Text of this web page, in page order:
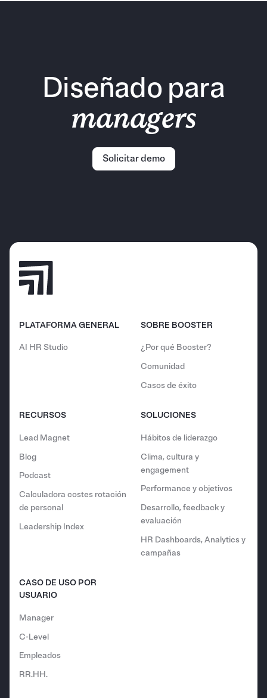
Diseñado para
managers
Solicitar demo
PLATAFORMA GENERAL
AI HR Studio
SOBRE BOOSTER
¿Por qué Booster?
Comunidad
Casos de éxito
RECURSOS
Lead Magnet
Blog
Podcast
Calculadora costes rotación
de personal
Leadership Index
SOLUCIONES
Hábitos de liderazgo
Clima, cultura y
engagement
Performance y objetivos
Desarrollo, feedback y
evaluación
HR Dashboards, Analytics y
campañas
CASO DE USO POR
USUARIO
Manager
C-Level
Empleados
RR.HH.